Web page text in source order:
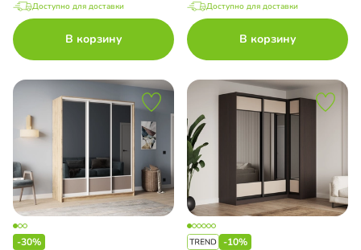
Доступно для доставки
В корзину
Доступно для доставки
В корзину
-30% -10%